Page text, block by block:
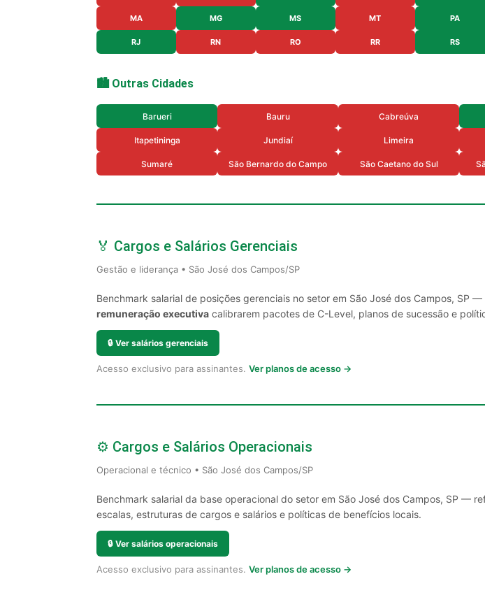
MA MG MS MT PA
RJ RN RO RR RS
🏙️ Outras Cidades
Barueri Bauru Cabreúva
Itapetininga Jundiaí Limeira
Sumaré São Bernardo do Campo São Caetano do Sul
🏅 Cargos e Salários Gerenciais
Gestão e liderança • São José dos Campos/SP
Benchmark salarial de posições gerenciais no setor em São José dos Campos, SP —
remuneração executiva calibrarem pacotes de C-Level, planos de sucessão e
🔒 Ver salários gerenciais
Acesso exclusivo para assinantes. Ver planos de acesso →
⚙️ Cargos e Salários Operacionais
Operacional e técnico • São José dos Campos/SP
Benchmark salarial da base operacional do setor em São José dos Campos, SP —
escalas, estruturas de cargos e salários e políticas de benefícios locais.
🔒 Ver salários operacionais
Acesso exclusivo para assinantes. Ver planos de acesso →